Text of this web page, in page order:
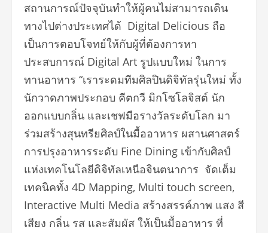
สถานการณ์ปัจจุบันทำให้ผู้คนไม่สามารถเดิน
ทางไปต่างประเทศได้ Digital Delicious ถือ
เป็นการตอบโจทย์ให้กับผู้ที่ต้องการหา
ประสบการณ์ Digital Art รูปแบบใหม่ ในการ
ทานอาหาร “เราระดมทีมศิลปินดิจิทัลรุ่นใหม่ ทั้ง
นักวาดภาพประกอบ คีตกวี มิกโซโลจิสต์ นัก
ออกแบบกลิ่น และเชฟมือรางวัลระดับโลก มา
ร่วมสร้างสุนทรียศิลป์ในมื้ออาหาร ผสานศาสตร์
การปรุงอาหารระดับ Fine Dining เข้ากับศิลป์
แห่งเทคโนโลยีดิจิทัลเหนือจินตนาการ จัดเต็ม
เทคนิคทั้ง 4D Mapping, Multi touch screen,
Interactive Multi Media สร้างสรรค์ภาพ แสง สี
เสียง กลิ่น รส และสัมผัส ให้เป็นมื้ออาหาร ที่